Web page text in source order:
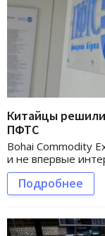
Китайцы
ПФТС
Bohai Commodity
и не впервые
Подробнее